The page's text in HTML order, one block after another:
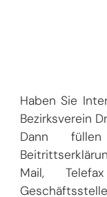
Haben Sie
Bezirksverein
Dann
Mail,